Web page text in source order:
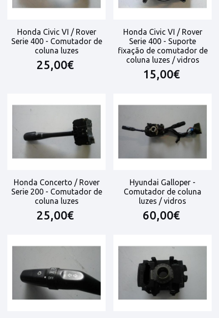
Honda Civic VI / Rover
Serie 400 - Comutador de
coluna luzes
25,00€
Honda Civic VI / Rover
Serie 400 - Suporte
fixação de comutador de
coluna luzes / vidros
15,00€
Honda Concerto / Rover
Serie 200 - Comutador de
coluna luzes
25,00€
Hyundai Galloper -
Comutador de coluna
luzes / vidros
60,00€